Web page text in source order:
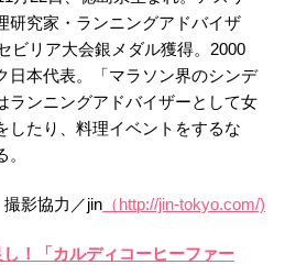
研究家・ランニングアドバイザ
ビリア大会銀メダル獲得。2000
日本代表。「マラソン界のシンデ
ランニングアドバイザーとして女
したり、料理イベントをするな
撮影協力／jin （http://jin-tokyo.com/)
！「カルディコーヒーファー